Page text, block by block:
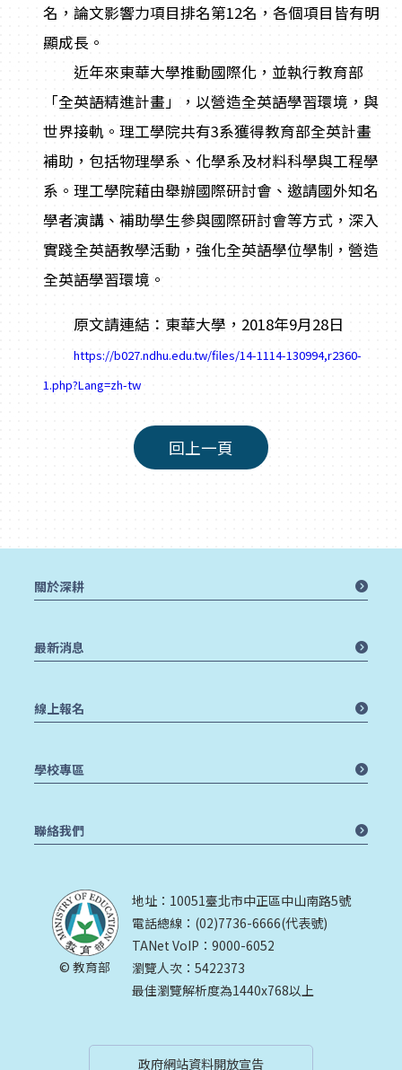
名，論文影響力項目排名第12名，各個項目皆有明
顯成長。
近年來東華大學推動國際化，並執行教育部
「全英語精進計畫」，以營造全英語學習環境，與
世界接軌。理工學院共有3系獲得教育部全英計畫
補助，包括物理學系、化學系及材料科學與工程學
系。理工學院藉由舉辦國際研討會、邀請國外知名
學者演講、補助學生參與國際研討會等方式，深入
實踐全英語教學活動，強化全英語學位學制，營造
全英語學習環境。
原文請連結：東華大學，2018年9月28日
https://b027.ndhu.edu.tw/files/14-1114-130994,r2360-
1.php?Lang=zh-tw
回上一頁
© 教育部
地址：10051臺北市中正區中山南路5號
電話總線：(02)7736-6666(代表號)
TANet VoIP：9000-6052
瀏覽人次：5422373
最佳瀏覽解析度為1440x768以上
關於深耕
最新消息
線上報名
學校專區
聯絡我們
政府網站資料開放宣告